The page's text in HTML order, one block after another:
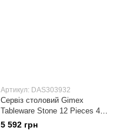
Артикул: DAS303932
Сервіз столовий Gimex
Tableware Stone 12 Pieces 4
Person Opal (6917103)
5 592 грн